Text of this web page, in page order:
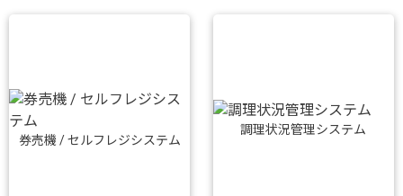
券売機 / セルフレジシステム
調理状況管理システム